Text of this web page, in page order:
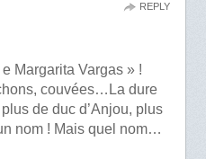
Margarita Vargas » !
couvées…La dure
de duc d’Anjou, plus
nom ! Mais quel nom…
REPLY